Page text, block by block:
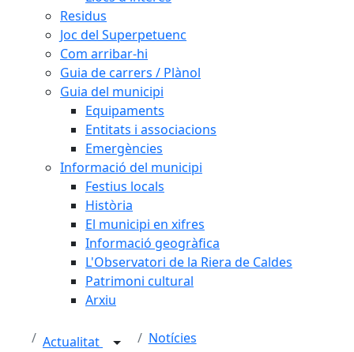
Residus
Joc del Superpetuenc
Com arribar-hi
Guia de carrers / Plànol
Guia del municipi
Equipaments
Entitats i associacions
Emergències
Informació del municipi
Festius locals
Història
El municipi en xifres
Informació geogràfica
L'Observatori de la Riera de Caldes
Patrimoni cultural
Arxiu
Actualitat Notícies